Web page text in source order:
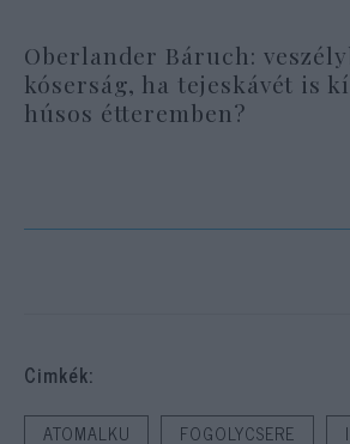
Oberlander Báruch:
kóserság, ha tejeskávét is
húsos étteremben?
Cimkék:
ATOMALKU FOGOLYCSERE